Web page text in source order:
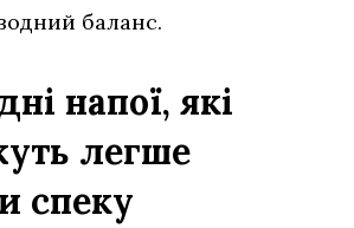
баланс.
напої, які
легше
спеку